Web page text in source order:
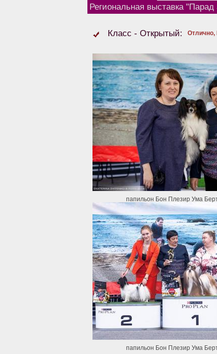
Региональная выставка
Класс - Открытый: Отлично,
папильон Бон Плезир Ума
папильон Бон Плезир Ума